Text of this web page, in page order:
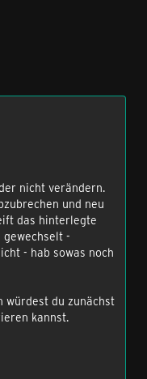
nicht verändern.
und neu
das hinterlegte
-
- hab sowas noch
würdest du zunächst
kannst.